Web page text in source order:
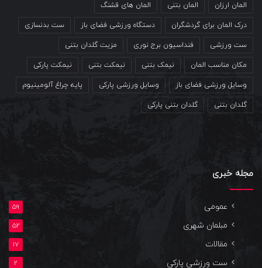
المان ارزان المان بتنی المان های قشنگ
درک المان برای گردشگران دستگاه ورزشی فضای باز ست بدنسازی
ست ورزشی فنداسیون برج نوری مزیت گلدان بتنی
مکان مناسب المان نیمک بتنی نیمکت بتنی نیمکت پارکی
وسایل ورزشی فضای باز وسایل ورزشی پارکی پایه چراغ آلومینیوم
گلدان بتنی گلدان بتنی پارکی
مجله خبری
عمومی 59
مبلمان شهری 52
مقالات 17
ست ورزشی پارکی 2